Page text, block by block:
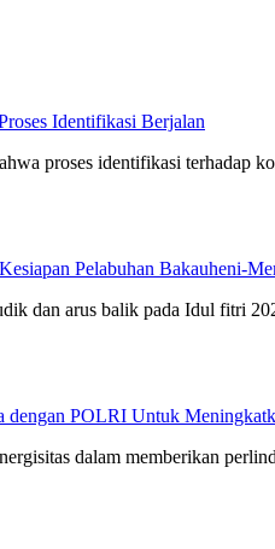
Identifikasi Berjalan
proses identifikasi terhadap
Pelabuhan Bakauheni-
dan arus balik pada Idul fitri
POLRI Untuk
dalam memberikan